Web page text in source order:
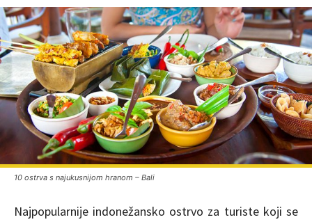
10 ostrva s najukusnijom hranom – Bali
Najpopularnije indonežansko ostrvo za turiste koji se